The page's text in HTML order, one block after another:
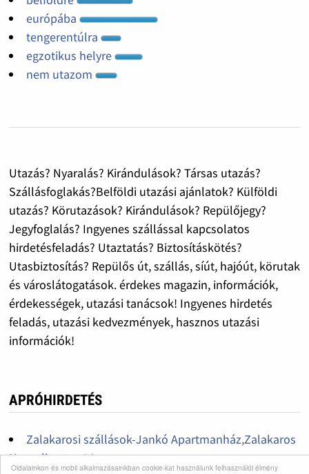
Oldalainkon és mobil alkalmazásainkban cookie-kat használunk felhasználói élmény
európába
tengerentúlra
egzotikus helyre
nem utazom
Utazás? Nyaralás? Kirándulások? Társas utazás?
Szállásfoglakás?Belföldi utazási ajánlatok? Külföldi
utazás? Körutazások? Kirándulások? Repülőjegy?
Jegyfoglalás? Ingyenes szállással kapcsolatos
hirdetésfeladás? Utaztatás? Biztosításkötés?
Utasbiztosítás? Repülős út, szállás, síút, hajóút, körutak
és városlátogatások. érdekes magazin, információk,
érdekességek, utazási tanácsok! Ingyenes hirdetés
feladás, utazási kedvezmények, hasznos utazási
információk!
APRÓHIRDETÉS
Zalakarosi szállások-Jankó Apartmanház,Zalakaros
Hegyalja utca 14